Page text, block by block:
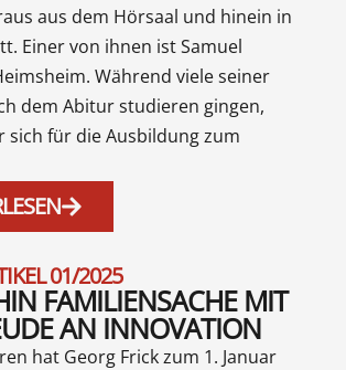
aus dem Hörsaal und hinein in
Einer von ihnen ist Samuel
Während viele seiner
dem Abitur studieren gingen,
sich für die Ausbildung zum
01/2025
FAMILIENSACHE MIT
AN INNOVATION
hat Georg Frick zum 1. Januar